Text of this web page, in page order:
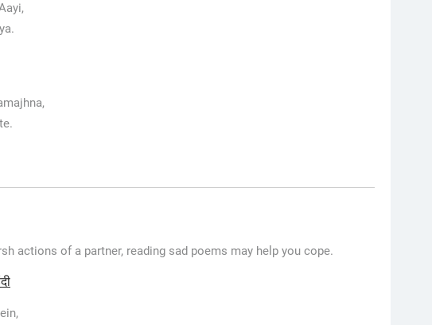
actions of a partner, reading sad poems may help you cope.